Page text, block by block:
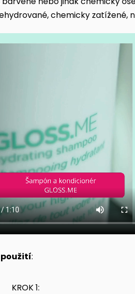
chemicky zatížené,
použití:
KROK 1: